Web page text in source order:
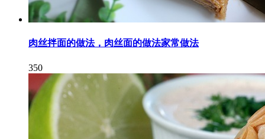
肉丝拌面的做法，肉丝面的做法家常做法
350